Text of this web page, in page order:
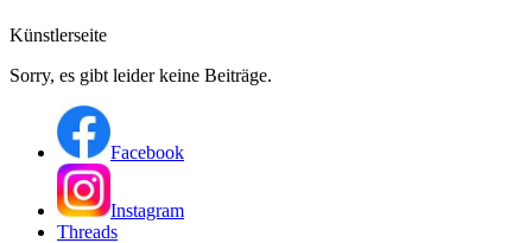
Künstlerseite
Sorry, es gibt leider keine Beiträge.
Facebook
Instagram
Threads